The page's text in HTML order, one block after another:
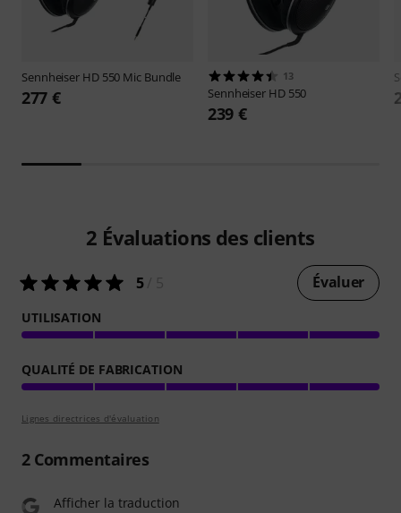
Sennheiser HD 550 Mic Bundle
277 €
13
Sennheiser HD 550
239 €
2 Évaluations des clients
5/ 5 Évaluer
UTILISATION
QUALITÉ DE FABRICATION
Lignes directrices d'évaluation
2Commentaires
Afficher la traduction